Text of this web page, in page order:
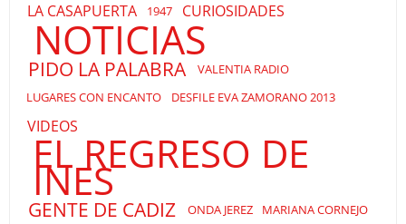
LA CASAPUERTA 1947 CURIOSIDADES
NOTICIAS
PIDO LA PALABRA
VALENTIA RADIO
LUGARES CON ENCANTO
DESFILE EVA ZAMORANO 2013
VIDEOS
EL REGRESO DE
INES
GENTE DE CADIZ ONDA JEREZ
MARIANA CORNEJO